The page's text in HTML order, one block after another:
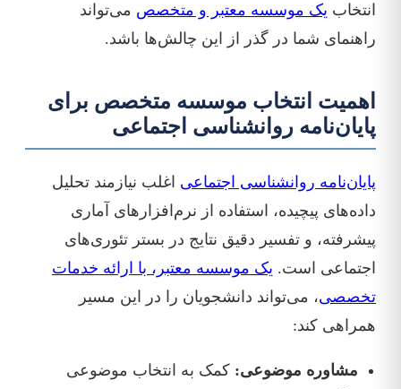
انتخاب یک موسسه معتبر و متخصص می‌تواند
راهنمای شما در گذر از این چالش‌ها باشد.
اهمیت انتخاب موسسه متخصص برای
پایان‌نامه روانشناسی اجتماعی
پایان‌نامه روانشناسی اجتماعی اغلب نیازمند تحلیل
داده‌های پیچیده، استفاده از نرم‌افزارهای آماری
پیشرفته، و تفسیر دقیق نتایج در بستر تئوری‌های
اجتماعی است. یک موسسه معتبر، با ارائه خدمات
تخصصی، می‌تواند دانشجویان را در این مسیر
همراهی کند:
مشاوره موضوعی: کمک به انتخاب موضوعی